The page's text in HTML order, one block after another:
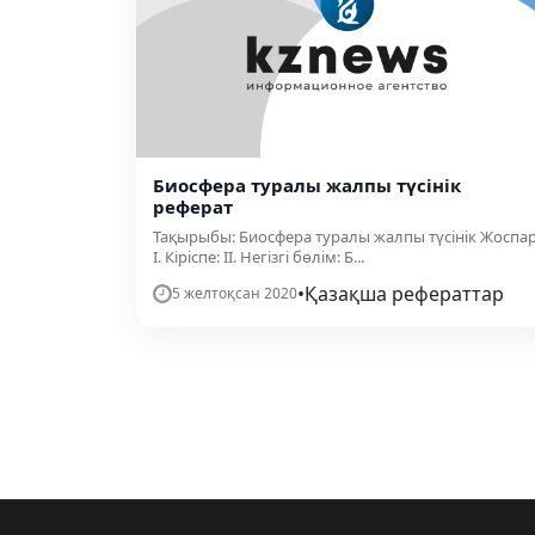
Биосфера туралы жалпы түсінік
реферат
Тақырыбы: Биосфера туралы жалпы түсінік
І. Кіріспе: ІІ. Негізгі бөлім: Б...
5 желтоқсан 2020•Қазақша рефераттар